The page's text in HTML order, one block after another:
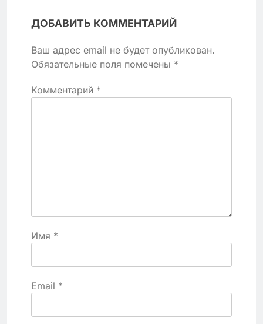
ДОБАВИТЬ КОММЕНТАРИЙ
Ваш адрес email не будет опубликован.
Обязательные поля помечены *
Комментарий *
Имя *
Email *